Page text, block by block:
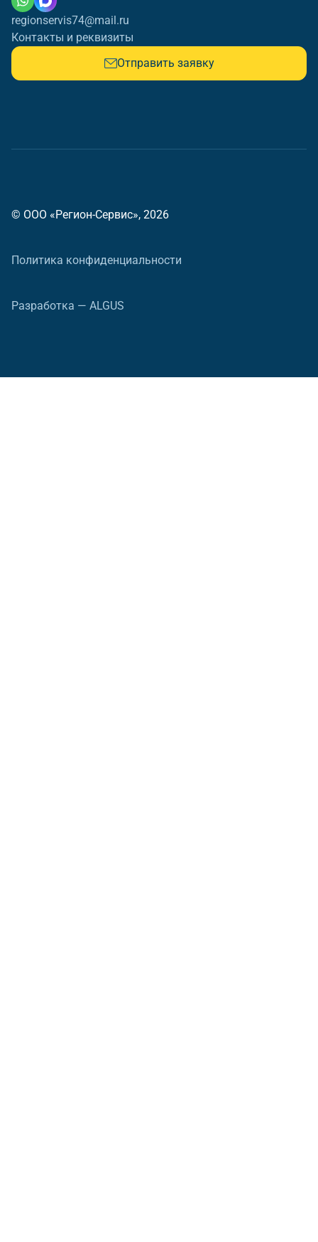
regionservis74@mail.ru
Контакты и реквизиты
Отправить заявку
© ООО «Регион-Сервис», 2026
Политика конфиденциальности
Разработка — ALGUS